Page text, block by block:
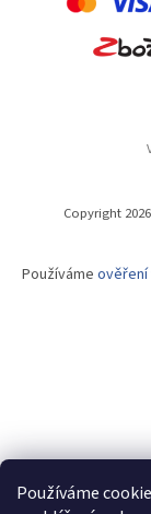
Používáme
Copyright 2026
Používáme ověření